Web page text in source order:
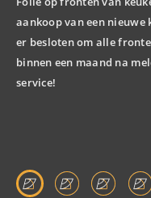
aankoop van een nieuwe
er besloten om alle
binnen een maand na
service!